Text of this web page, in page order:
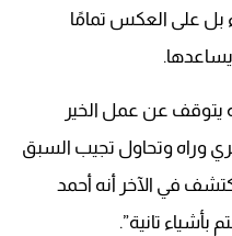
على العكس تمامًا
يتوقف عن عمل الخير
وراه وتحاول تجيب السبق
في الآخر أنه أحمد
تانية”.